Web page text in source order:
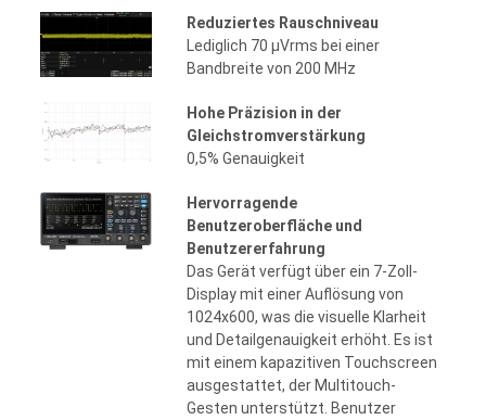
Reduziertes Rauschniveau
Lediglich 70 μVrms bei einer
Bandbreite von 200 MHz
Hohe Präzision in der
Gleichstromverstärkung
0,5% Genauigkeit
Hervorragende
Benutzeroberfläche und
Benutzererfahrung
Das Gerät verfügt über ein 7-Zoll-
Display mit einer Auflösung von
1024x600, was die visuelle Klarheit
und Detailgenauigkeit erhöht. Es ist
mit einem kapazitiven Touchscreen
ausgestattet, der Multitouch-
Gesten unterstützt. Benutzer